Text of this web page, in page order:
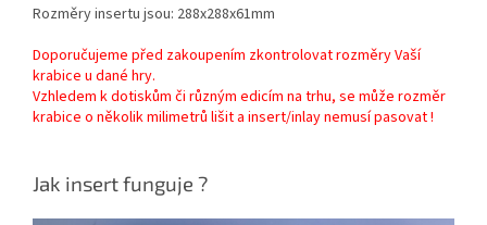
Rozměry insertu jsou: 288x288x61mm
Doporučujeme před zakoupením zkontrolovat rozměry Vaší
krabice u dané hry.
Vzhledem k dotiskům či různým edicím na trhu, se může rozměr
krabice o několik milimetrů lišit a insert/inlay nemusí pasovat !
Jak insert funguje ?